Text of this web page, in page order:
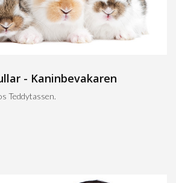
- Kaninbevakaren
Teddytassen.